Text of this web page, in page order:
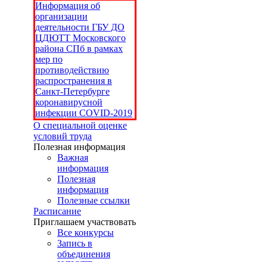
Информация об
организации
деятельности ГБУ ДО
ЦДЮТТ Московского
района СПб в рамках
мер по
противодействию
распространения в
Санкт-Петербурге
коронавирусной
инфекции COVID-2019
О специальной оценке
условий труда
Полезная информация
Важная
информация
Полезная
информация
Полезные ссылки
Расписание
Приглашаем участвовать
Все конкурсы
Запись в
объединения